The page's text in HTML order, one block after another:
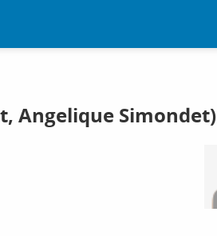
Angelique Simondet)